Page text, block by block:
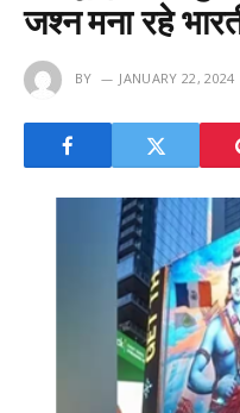
जश्न मना रहे
BY JANUARY 22, 2024